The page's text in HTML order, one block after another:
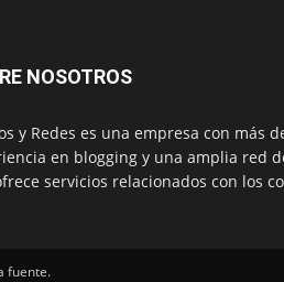
NOSOTROS
y Redes es una empresa con más
en blogging y una amplia red
servicios relacionados con los
fuente.